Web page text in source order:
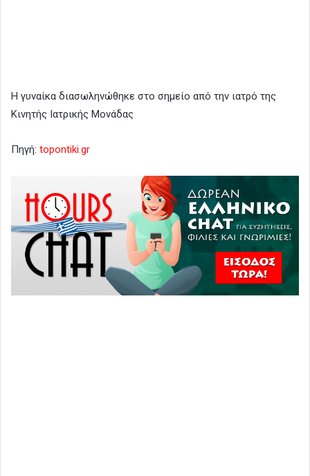
Η γυναίκα διασωληνώθηκε στο σημείο από την ιατρό της
Κινητής Ιατρικής Μονάδας
Πηγή: topontiki.gr